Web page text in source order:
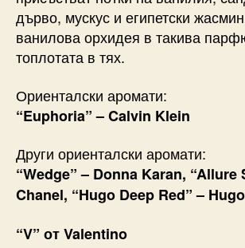
дърво, мускус и египетски
ванилова орхидея в такива
топлотата в тях.
Ориенталски аромати:
“Euphoria” – Calvin Klein
Други ориенталски аромати:
“Wedge” – Donna Karan, “Allure
Chanel, “Hugo Deep Red” –
“V” от Valentino